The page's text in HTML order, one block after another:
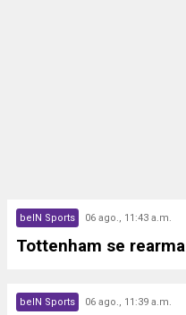
beIN Sports 06 ago., 11:43 a.m.
Tottenham se rearma
beIN Sports 06 ago., 11:39 a.m.